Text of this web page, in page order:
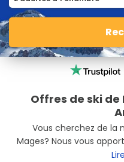
Offres de ski de
Vous cherchez de la
Mages? Nous vous
de Rois Mages à